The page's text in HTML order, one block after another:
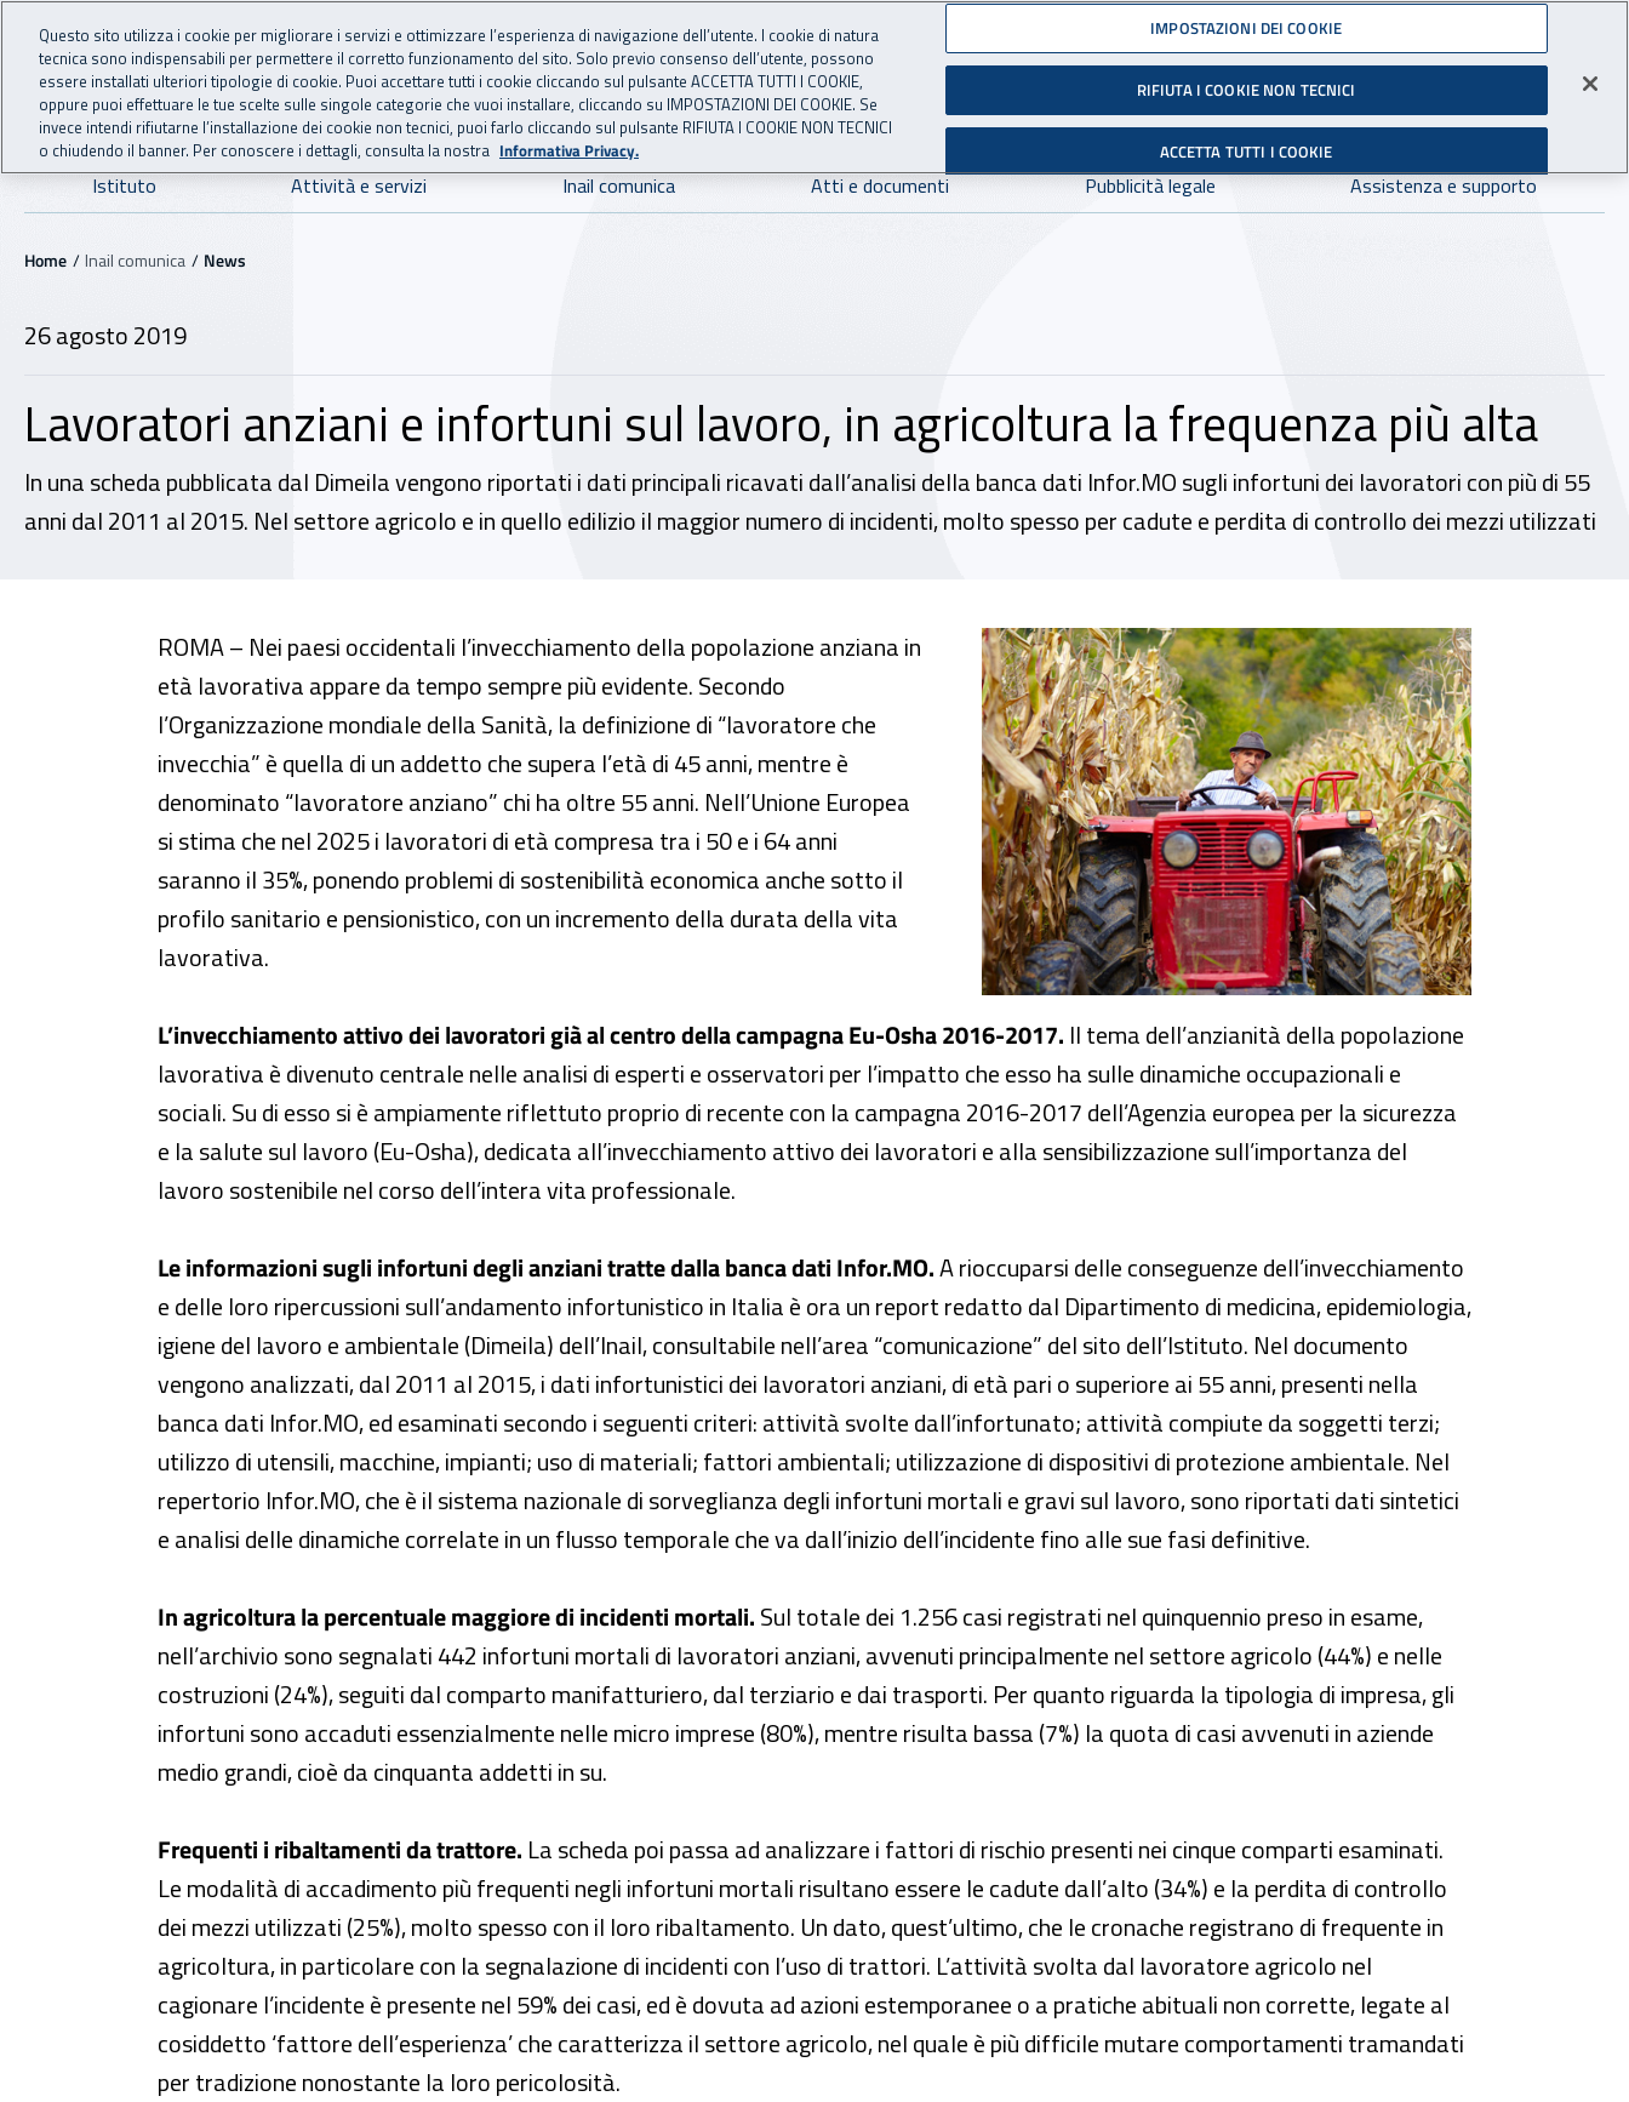
Vai al menu principale
Vai al contenuto principale
INAIL - Istituto Nazionale per l'Assicurazione contro gli Infortuni sul Lavoro
Facebook - Sito esterno - Apertura in nuova finestra
X - Sito esterno - Apertura in nuova finestra
Instagram - Sito esterno - Apertura in
Linkedin - Sito esterno -
Youtube - Sito esterno -
Tiktok - SitoSpreaker -
Dove cercare:
in:tutto INAIL.it
Navigazione principale
Istituto Attività e servizi Inail comunica Atti e documenti Pubblicità legale Assistenza e supporto
Navigazione - Ti trovi in:
Home Inail comunica News
26 agosto 2019
Lavoratori anziani e infortuni sul lavoro, in agricoltura la frequenza più alta
In una scheda pubblicata dal Dimeila vengono riportati i dati principali ricavati dall’analisi della banca dati Infor.MO sugli infortuni dei lavoratori con più di 55
anni dal 2011 al 2015. Nel settore agricolo e in quello edilizio il maggior numero di incidenti, molto spesso per cadute e perdita di controllo dei mezzi utilizzati
Lavoratori anziani e infortuni sul lavoro, in agricoltura la frequenza più alta
ROMA – Nei paesi occidentali l’invecchiamento della popolazione anziana in
età lavorativa appare da tempo sempre più evidente. Secondo
l’Organizzazione mondiale della Sanità, la definizione di “lavoratore che
invecchia” è quella di un addetto che supera l’età di 45 anni, mentre è
denominato “lavoratore anziano” chi ha oltre 55 anni. Nell’Unione Europea
si stima che nel 2025 i lavoratori di età compresa tra i 50 e i 64 anni
saranno il 35%, ponendo problemi di sostenibilità economica anche sotto il
profilo sanitario e pensionistico, con un incremento della durata della vita
lavorativa.
L’invecchiamento attivo dei lavoratori già al centro della campagna Eu-Osha 2016-2017. Il tema dell’anzianità della popolazione
lavorativa è divenuto centrale nelle analisi di esperti e osservatori per l’impatto che esso ha sulle dinamiche occupazionali e
sociali. Su di esso si è ampiamente riflettuto proprio di recente con la campagna 2016-2017 dell’Agenzia europea per la sicurezza
e la salute sul lavoro (Eu-Osha), dedicata all’invecchiamento attivo dei lavoratori e alla sensibilizzazione sull’importanza del
lavoro sostenibile nel corso dell’intera vita professionale.
Le informazioni sugli infortuni degli anziani tratte dalla banca dati Infor.MO.A rioccuparsi delle conseguenze dell’invecchiamento
e delle loro ripercussioni sull’andamento infortunistico in Italia è ora un report redatto dal Dipartimento di medicina, epidemiologia,
igiene del lavoro e ambientale (Dimeila) dell’Inail, consultabile nell’area “comunicazione” del sito dell’Istituto. Nel documento
vengono analizzati, dal 2011 al 2015, i dati infortunistici dei lavoratori anziani, di età pari o superiore ai 55 anni, presenti nella
banca dati Infor.MO, ed esaminati secondo i seguenti criteri: attività svolte dall’infortunato; attività compiute da soggetti terzi;
utilizzo di utensili, macchine, impianti; uso di materiali; fattori ambientali; utilizzazione di dispositivi di protezione ambientale. Nel
repertorio Infor.MO, che è il sistema nazionale di sorveglianza degli infortuni mortali e gravi sul lavoro, sono riportati dati sintetici
e analisi delle dinamiche correlate in un flusso temporale che va dall’inizio dell’incidente fino alle sue fasi definitive.
In agricoltura la percentuale maggiore di incidenti mortali.Sul totale dei 1.256 casi registrati nel quinquennio preso in esame,
nell’archivio sono segnalati 442 infortuni mortali di lavoratori anziani, avvenuti principalmente nel settore agricolo (44%) e nelle
costruzioni (24%), seguiti dal comparto manifatturiero, dal terziario e dai trasporti. Per quanto riguarda la tipologia di impresa, gli
infortuni sono accaduti essenzialmente nelle micro imprese (80%), mentre risulta bassa (7%) la quota di casi avvenuti in aziende
medio grandi, cioè da cinquanta addetti in su.
Frequenti i ribaltamenti da trattore. La scheda poi passa ad analizzare i fattori di rischio presenti nei cinque comparti esaminati.
Le modalità di accadimento più frequenti negli infortuni mortali risultano essere le cadute dall’alto (34%) e la perdita di controllo
dei mezzi utilizzati (25%), molto spesso con il loro ribaltamento. Un dato, quest’ultimo, che le cronache registrano di frequente in
agricoltura, in particolare con la segnalazione di incidenti con l’uso di trattori. L’attività svolta dal lavoratore agricolo nel
cagionare l’incidente è presente nel 59% dei casi, ed è dovuta ad azioni estemporanee o a pratiche abituali non corrette, legate al
cosiddetto ‘fattore dell’esperienza’ che caratterizza il settore agricolo, nel quale è più difficile mutare comportamenti tramandati
per tradizione nonostante la loro pericolosità.
Questo sito utilizza i cookie per migliorare i servizi e ottimizzare l’esperienza di navigazione dell’utente. I cookie di natura
tecnica sono indispensabili per permettere il corretto funzionamento del sito. Solo previo consenso dell’utente, possono
essere installati ulteriori tipologie di cookie. Puoi accettare tutti i cookie cliccando sul pulsante ACCETTA TUTTI I COOKIE,
oppure puoi effettuare le tue scelte sulle singole categorie che vuoi installare, cliccando su IMPOSTAZIONI DEI COOKIE. Se
invece intendi rifiutarne l’installazione dei cookie non tecnici, puoi farlo cliccando sul pulsante RIFIUTA I COOKIE NON TECNICI
o chiudendo il banner. Per conoscere i dettagli, consulta la nostra Informativa Privacy.
IMPOSTAZIONI DEI COOKIE
RIFIUTA I COOKIE NON TECNICI
ACCETTA TUTTI I COOKIE